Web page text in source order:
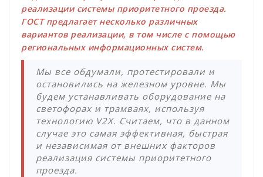
реализации системы приоритетного проезда.
ГОСТ предлагает несколько различных
вариантов реализации, в том числе с помощью
региональных информационных систем.
Мы все обдумали, протестировали и
остановились на железном уровне. Мы
будем устанавливать оборудование на
светофорах и трамваях, используя
технологию V2X. Считаем, что в данном
случае это самая эффективная, быстрая
и независимая от внешних факторов
реализация системы приоритетного
проезда.